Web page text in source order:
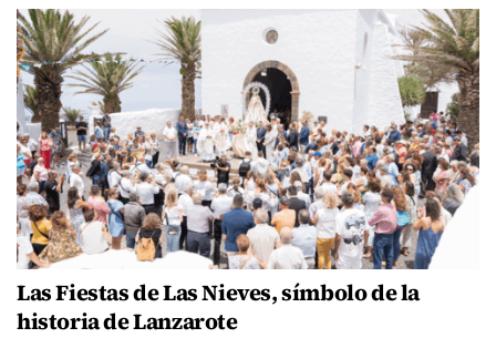
Las Fiestas de Las Nieves, símbolo de la
historia de Lanzarote